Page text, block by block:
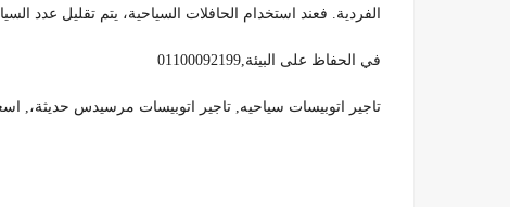
الفردية. فعند استخدام الحافلات السياحية، يتم تقليل عدد
في الحفاظ على البيئة,01100092199
تاجير اتوبيسات سياحيه, تاجير اتوبيسات مرسيدس حديثة،, اسعار تاجير اتوبيسات